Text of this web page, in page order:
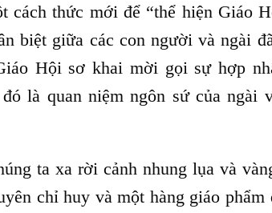
cách thức mới để “thể hiện Giáo
biệt giữa các con người và ngài
Hội sơ khai mời gọi sự hợp
là quan niệm ngôn sứ của ngài
ta xa rời cảnh nhung lụa và
chỉ huy và một hàng giáo phẩm